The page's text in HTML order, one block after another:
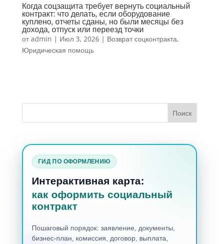
Когда соцзащита требует вернуть социальный
контракт: что делать, если оборудование
куплено, отчеты сданы, но были месяцы без
дохода, отпуск или переезд точки
отadmin | Июл 3, 2026| Возврат соцконтракта,
Юридическая помощь
ГИД ПО ОФОРМЛЕНИЮ
Интерактивная карта:
как оформить социальный
контракт
Пошаговый порядок: заявление, документы,
бизнес-план, комиссия, договор, выплата,